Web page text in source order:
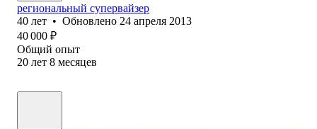
региональный супервайзер
40 лет • Обновлено 24 апреля 2013
40 000 ₽
Общий опыт
20 лет 8 месяцев